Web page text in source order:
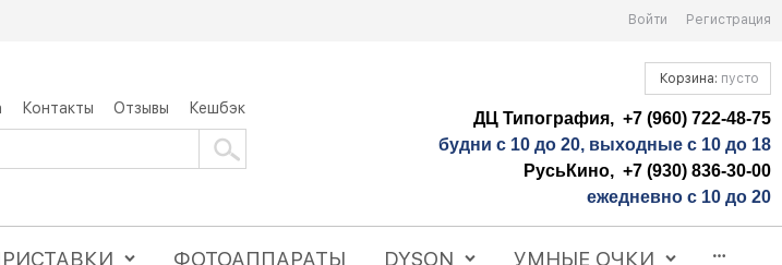
Войти Регистрация
Контакты Отзывы Кешбэк
Корзина: пусто
ДЦ Типография, +7 (960) 722-48-75
будни с 10 до 20, выходные с 10 до 18
РусьКино, +7 (930) 836-30-00
ежедневно с 10 до 20
ФОТОАППАРАТЫ DYSON УМНЫЕ ОЧКИ